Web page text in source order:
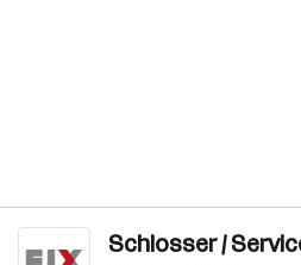
Schlosser /